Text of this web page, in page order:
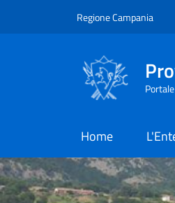
Regione Campania
Home
Provincia di